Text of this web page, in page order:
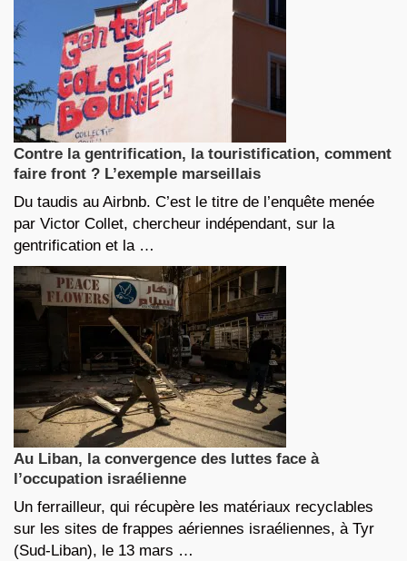
Contre la gentrification, la touristification, comment
faire front ? L’exemple marseillais
Du taudis au Airbnb. C’est le titre de l’enquête menée
par Victor Collet, chercheur indépendant, sur la
gentrification et la …
Au Liban, la convergence des luttes face à
l’occupation israélienne
Un ferrailleur, qui récupère les matériaux recyclables
sur les sites de frappes aériennes israéliennes, à Tyr
(Sud-Liban), le 13 mars …